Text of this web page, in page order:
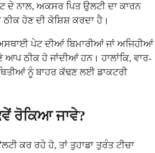
ਦੇ ਨਾਲ, ਅਕਸਰ ਪਿਤ ਉਲਟੀ ਦਾ ਕਾਰਨ
ਠੀਕ ਹੋਣ ਦੀ ਕੋਸ਼ਿਸ਼ ਕਰਦਾ ਹੈ।
ਪੇਟ ਦੀਆਂ ਬਿਮਾਰੀਆਂ ਜਾਂ ਅਜਿਹੀਆਂ
ਠੀਕ ਹੋ ਜਾਂਦੀਆਂ ਹਨ। ਹਾਲਾਂਕਿ, ਵਾਰ-
ਨੂੰ ਬਾਹਰ ਕੱਢਣ ਲਈ ਡਾਕਟਰੀ
ਰੋਕਿਆ ਜਾਵੇ?
ਕਰ ਰਹੇ ਹੋ, ਤਾਂ ਤੁਹਾਡਾ ਤੁਰੰਤ ਟੀਚਾ